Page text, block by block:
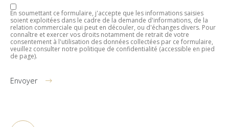
En soumettant ce formulaire, j'accepte que les informations saisies
soient exploitées dans le cadre de la demande d'informations, de la
relation commerciale qui peut en découler, ou d'échanges divers. Pour
connaître et exercer vos droits notamment de retrait de votre
consentement à l'utilisation des données collectées par ce formulaire,
veuillez consulter notre politique de confidentialité (accessible en pied
de page).
Envoyer